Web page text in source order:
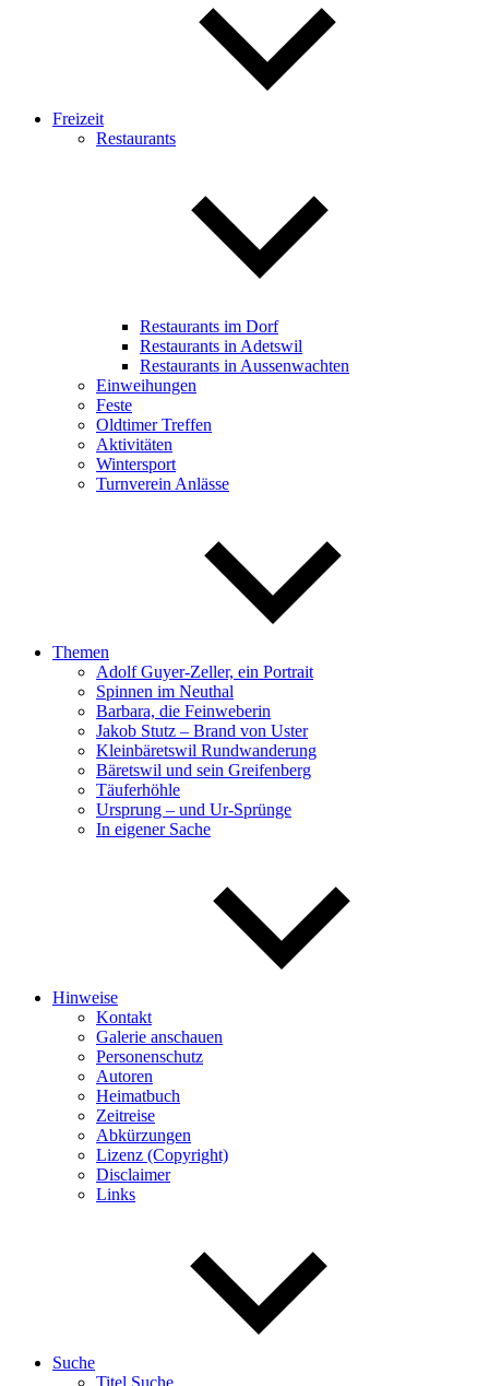
Freizeit
Restaurants
Restaurants im Dorf
Restaurants in Adetswil
Restaurants in Aussenwachten
Einweihungen
Feste
Oldtimer Treffen
Aktivitäten
Wintersport
Turnverein Anlässe
Themen
Adolf Guyer-Zeller, ein Portrait
Spinnen im Neuthal
Barbara, die Feinweberin
Jakob Stutz – Brand von Uster
Kleinbäretswil Rundwanderung
Bäretswil und sein Greifenberg
Täuferhöhle
Ursprung – und Ur-Sprünge
In eigener Sache
Hinweise
Kontakt
Galerie anschauen
Personenschutz
Autoren
Heimatbuch
Zeitreise
Abkürzungen
Lizenz (Copyright)
Disclaimer
Links
Suche
Titel Suche